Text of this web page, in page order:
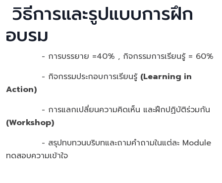
วิธีการและรูปแบบการฝึก
อบรม
- การบรรยาย =40% , กิจกรรมการเรียนรู้ = 60%
- กิจกรรมประกอบการเรียนรู้ (Learning in
Action)
- การแลกเปลี่ยนความคิดเห็น และฝึกปฏิบัติร่วมกัน
(Workshop)
- สรุปทบทวนบริบทและถามคำถามในแต่ละ Module
ทดสอบความเข้าใจ